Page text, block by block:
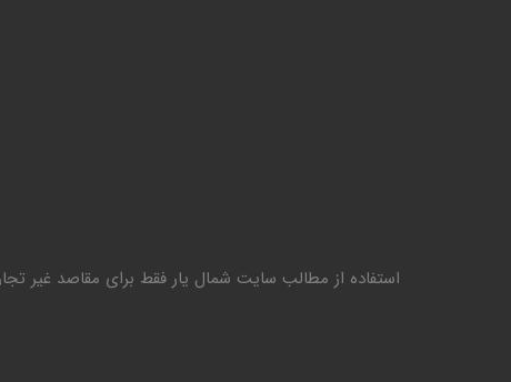
استفاده از مطالب سایت شمال یار فقط برای مقاصد غیر